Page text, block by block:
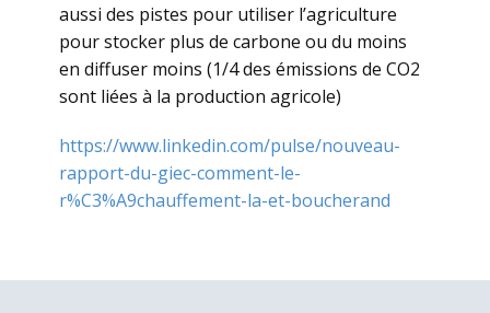
aussi des pistes pour utiliser l’agriculture
pour stocker plus de carbone ou du moins
en diffuser moins (1/4 des émissions de CO2
sont liées à la production agricole)
https://www.linkedin.com/pulse/nouveau-
rapport-du-giec-comment-le-
r%C3%A9chauffement-la-et-boucherand